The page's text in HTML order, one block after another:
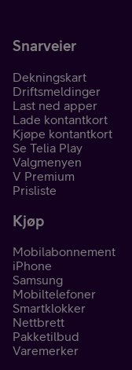
Snarveier
Dekningskart
Driftsmeldinger
Last ned apper
Lade kontantkort
Kjøpe kontantkort
Se Telia Play
Valgmenyen
V Premium
Prisliste
Kjøp
Mobilabonnement
iPhone
Samsung
Mobiltelefoner
Smartklokker
Nettbrett
Pakketilbud
Varemerker